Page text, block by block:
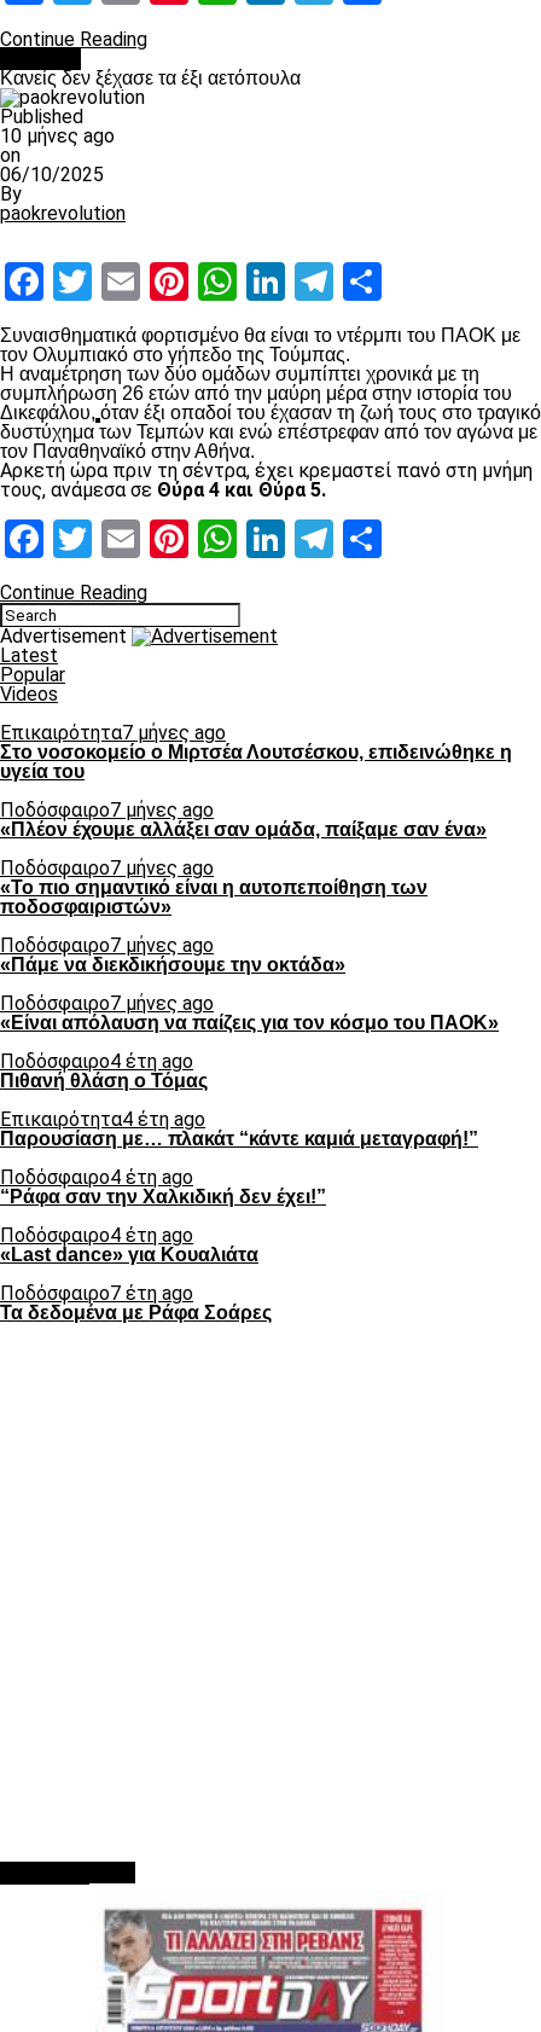
Continue Reading
Κανείς δεν ξέχασε τα έξι αετόπουλα
Published
10 μήνες ago
on
06/10/2025
By
paokrevolution
Facebook
Twitter
EmailPinterest
WhatsApp
LinkedInTelegram
Συναισθηματικά φορτισμένο θα είναι το ντέρμπι του ΠΑΟΚ με
τον Ολυμπιακό στο γήπεδο της Τούμπας.
Η αναμέτρηση των δύο ομάδων συμπίπτει χρονικά με τη
συμπλήρωση 26 ετών από την μαύρη μέρα στην ιστορία του
Δικεφάλου, όταν έξι οπαδοί του έχασαν τη ζωή τους στο τραγικό
δυστύχημα των Τεμπών και ενώ επέστρεφαν από τον αγώνα με
τον Παναθηναϊκό στην Αθήνα.
Αρκετή ώρα πριν τη σέντρα, έχει κρεμαστεί πανό στη μνήμη
τους, ανάμεσα σε Θύρα 4 και Θύρα 5.
Facebook
Twitter
EmailPinterest
WhatsApp
LinkedInTelegram
Continue Reading
Advertisement
Latest
Popular
Videos
Επικαιρότητα7 μήνες ago
Στο νοσοκομείο ο Μιρτσέα Λουτσέσκου, επιδεινώθηκε η
υγεία του
Ποδόσφαιρο7 μήνες ago
«Πλέον έχουμε αλλάξει σαν ομάδα, παίξαμε σαν ένα»
Ποδόσφαιρο7 μήνες ago
«Το πιο σημαντικό είναι η αυτοπεποίθηση των
ποδοσφαιριστών»
Ποδόσφαιρο7 μήνες ago
«Πάμε να διεκδικήσουμε την οκτάδα»
Ποδόσφαιρο7 μήνες ago
«Είναι απόλαυση να παίζεις για τον κόσμο του ΠΑΟΚ»
Ποδόσφαιρο4 έτη ago
Πιθανή θλάση ο Τόμας
Επικαιρότητα4 έτη ago
Παρουσίαση με… πλακάτ “κάντε καμιά μεταγραφή!”
Ποδόσφαιρο4 έτη ago
“Ράφα σαν την Χαλκιδική δεν έχει!”
Ποδόσφαιρο4 έτη ago
«Last dance» για Κουαλιάτα
Ποδόσφαιρο7 έτη ago
Τα δεδομένα με Ράφα Σοάρες